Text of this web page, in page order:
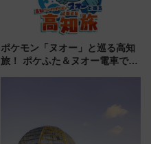
ポケモン「ヌオー」と巡る高知
旅！ ポケふた＆ヌオー電車で楽